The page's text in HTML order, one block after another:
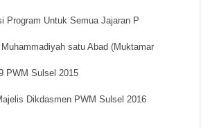
Program Untuk Semua Jajaran P
satu Abad (Muktamar
PWM Sulsel 2015
Dikdasmen PWM Sulsel 2016